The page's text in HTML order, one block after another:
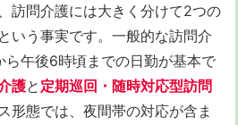
訪問介護には大きく分けて2つの
いう事実です。一般的な訪問介
午後6時頃までの日勤が基本で
護と 定期巡回・随時対応型訪問
形態では、夜間帯の対応が含ま